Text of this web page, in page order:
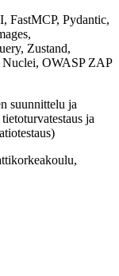
FastMCP, Pydantic,
Zustand,
OWASP ZAP
suunnittelu ja
ja